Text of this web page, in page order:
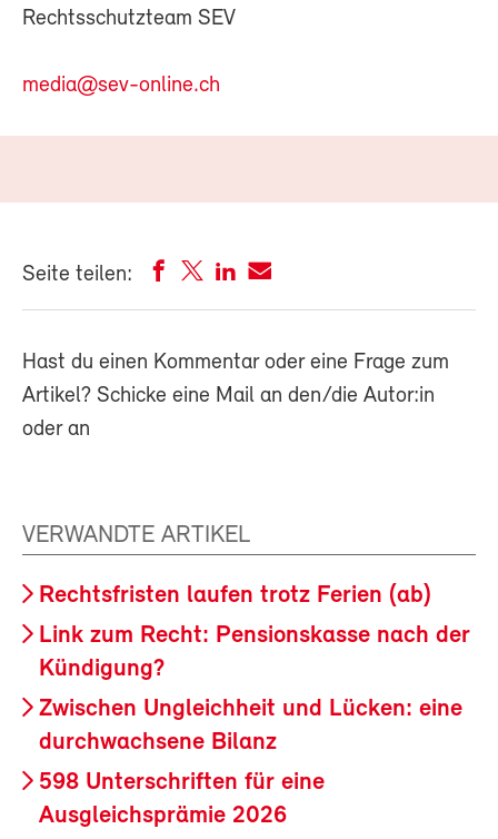
Rechtsschutzteam SEV
media@sev-online.ch
Seite teilen:
Hast du einen Kommentar oder eine Frage zum
Artikel? Schicke eine Mail an den/die Autor:in
oder an
VERWANDTE ARTIKEL
Rechtsfristen laufen trotz Ferien (ab)
Link zum Recht: Pensionskasse nach der
Kündigung?
Zwischen Ungleichheit und Lücken: eine
durchwachsene Bilanz
598 Unterschriften für eine
Ausgleichsprämie 2026